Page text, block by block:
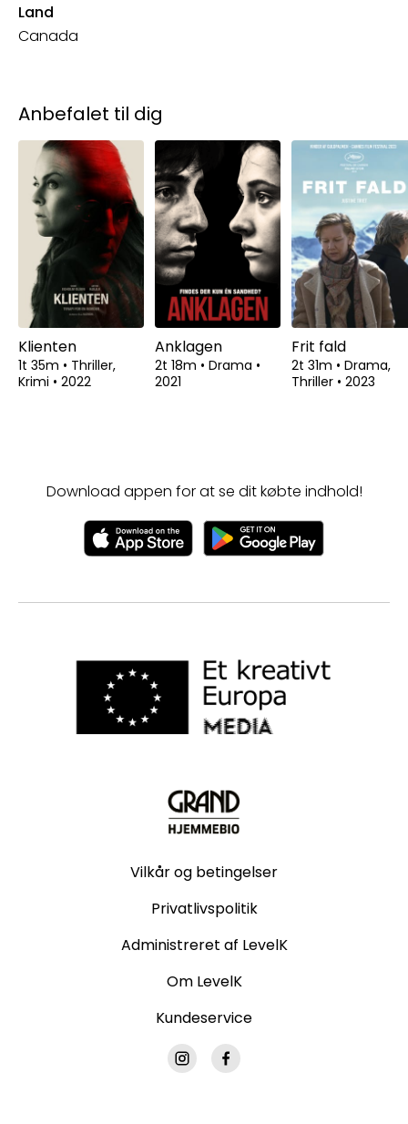
Land
Canada
Anbefalet til dig
Klienten
1t 35m • Thriller,
Krimi • 2022
Anklagen
2t 18m • Drama •
2021
Frit fald
2t 31m • Drama,
Thriller • 2023
Download appen for at se dit købte indhold!
Vilkår og betingelser
Privatlivspolitik
Administreret af LevelK
Om LevelK
Kundeservice